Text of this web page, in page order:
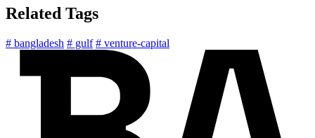
Related Tags
# bangladesh # gulf # venture-capital